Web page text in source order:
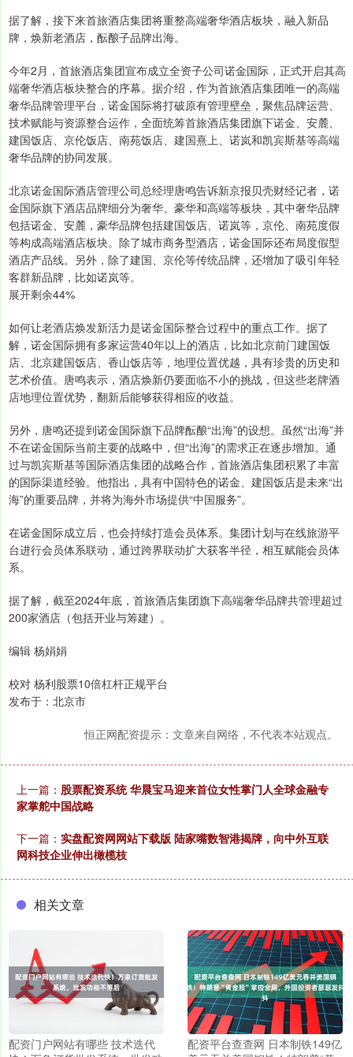
据了解，接下来首旅酒店集团将重整高端奢华酒店板块，融入新品
牌，焕新老酒店，酝酿子品牌出海。
今年2月，首旅酒店集团宣布成立全资子公司诺金国际，正式开启其高
端奢华酒店板块整合的序幕。据介绍，作为首旅酒店集团唯一的高端
奢华品牌管理平台，诺金国际将打破原有管理壁垒，聚焦品牌运营、
技术赋能与资源整合运作，全面统筹首旅酒店集团旗下诺金、安麓、
建国饭店、京伦饭店、南苑饭店、建国熹上、诺岚和凯宾斯基等高端
奢华品牌的协同发展。
北京诺金国际酒店管理公司总经理唐鸣告诉新京报贝壳财经记者，诺
金国际旗下酒店品牌细分为奢华、豪华和高端等板块，其中奢华品牌
包括诺金、安麓，豪华品牌包括建国饭店、诺岚等，京伦、南苑度假
等构成高端酒店板块。除了城市商务型酒店，诺金国际还布局度假型
酒店产品线。另外，除了建国、京伦等传统品牌，还增加了吸引年轻
客群新品牌，比如诺岚等。
展开剩余44%
如何让老酒店焕发新活力是诺金国际整合过程中的重点工作。据了
解，诺金国际拥有多家运营40年以上的酒店，比如北京前门建国饭
店、北京建国饭店、香山饭店等，地理位置优越，具有珍贵的历史和
艺术价值。唐鸣表示，酒店焕新仍要面临不小的挑战，但这些老牌酒
店地理位置优势，翻新后能够获得相应的收益。
另外，唐鸣还提到诺金国际旗下品牌酝酿“出海”的设想。虽然“出海”并
不在诺金国际当前主要的战略中，但“出海”的需求正在逐步增加。通
过与凯宾斯基等国际酒店集团的战略合作，首旅酒店集团积累了丰富
的国际渠道经验。他指出，具有中国特色的诺金、建国饭店是未来“出
海”的重要品牌，并将为海外市场提供“中国服务”。
在诺金国际成立后，也会持续打造会员体系。集团计划与在线旅游平
台进行会员体系联动，通过跨界联动扩大获客半径，相互赋能会员体
系。
据了解，截至2024年底，首旅酒店集团旗下高端奢华品牌共管理超过
200家酒店（包括开业与筹建）。
编辑 杨娟娟
校对 杨利股票10倍杠杆正规平台
发布于：北京市
恒正网配资提示：文章来自网络，不代表本站观点。
上一篇： 股票配资系统 华晨宝马迎来首位女性掌门人全球金融专
家掌舵中国战略
下一篇： 实盘配资网网站下载版 陆家嘴数智港揭牌，向中外互联
网科技企业伸出橄榄枝
相关文章
配资门户网站有哪些 技术迭代
配资平台查查网 日本制铁149亿